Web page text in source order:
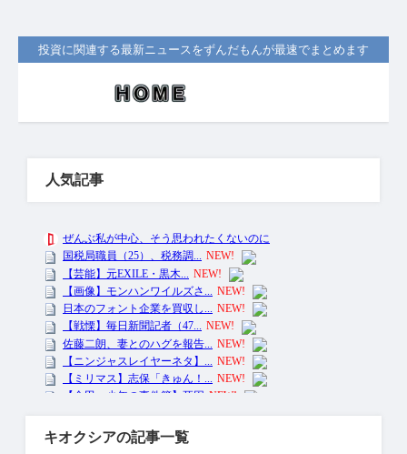
投資に関連する最新ニュースをずんだもんが最速でまとめます
人気記事
キオクシアの記事一覧